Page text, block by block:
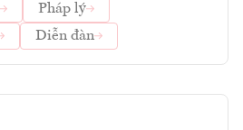
Pháp lý
Diễn đàn